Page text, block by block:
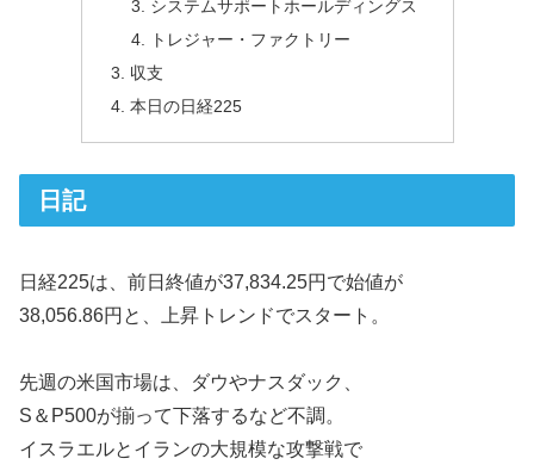
システムサポートホールディングス
トレジャー・ファクトリー
収支
本日の日経225
日記
日経225は、前日終値が37,834.25円で始値が
38,056.86円と、上昇トレンドでスタート。
先週の米国市場は、ダウやナスダック、
S＆P500が揃って下落するなど不調。
イスラエルとイランの大規模な攻撃戦で